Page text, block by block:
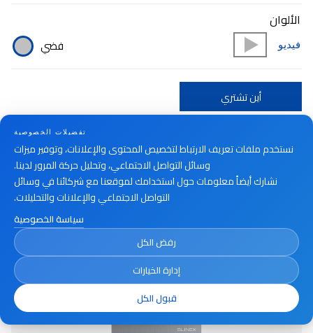
الألوان
فضي فيديو
أين تشتري
تفضيلات الخصوصية
نستخدم ملفات تعريف الارتباط لتخصيص المحتوى والإعلانات، وتوفير ميزات
وسائل التواصل الاجتماعي، وتحليل حركة المرور لدينا.
نشارك أيضاً معلومات حول استخدامك لموقعنا مع شركائنا في وسائل
التواصل الاجتماعي والإعلانات والتحليلات.
سياسة الخصوصية
رفض الكل
إدارة الخيارات
قبول الكل